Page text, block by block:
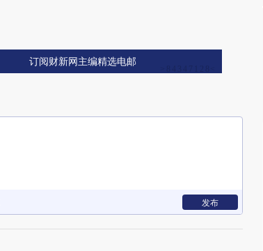
订阅财新网主编精选电邮
发布